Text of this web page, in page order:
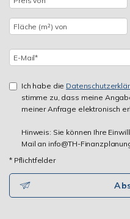
Ich habe die
stimme zu, dass meine
meiner Anfrage elektronisch
Hinweis: Sie können Ihre
Mail an info@TH-
* Pflichtfelder